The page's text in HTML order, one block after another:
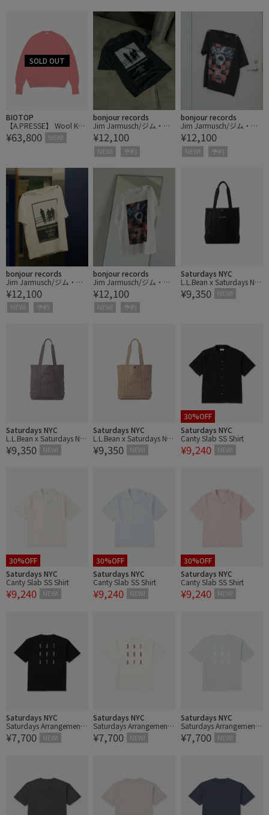
BIOTOP
【A.PRESSE】 Wool Knit
Crew Neck Sweater
¥63,800 NEW!
bonjour records
Jim Jarmusch/ジム・ジ
ャームッシュ for bonjou
r records “Stranger Than
Paradise” ,“Coffee And
Cigarettes” Tシャツ
¥12,100
NEW! 予約
bonjour records
Jim Jarmusch/ジム・ジ
ャームッシュ for bonjou
r records “Stranger Than
Paradise” ,“Coffee And
¥12,100
NEW! 予約
bonjour records
Jim Jarmusch/ジム・ジ
ャームッシュ for bonjou
r records “Stranger Than
Paradise” ,“Coffee And
¥12,100
NEW! 予約
bonjour records
Jim Jarmusch/ジム・ジ
ャームッシュ for bonjou
r records “Stranger Than
Paradise” ,“Coffee And
¥12,100
NEW! 予約
Saturdays NYC
L.L.Bean x Saturdays NY
C Grocery Tote
¥9,350 NEW!
Saturdays NYC
L.L.Bean x Saturdays NY
C Grocery Tote
¥9,350 NEW!
Saturdays NYC
L.L.Bean x Saturdays NY
C Grocery Tote
¥9,350 NEW!
30%OFF
Saturdays NYC
Canty Slab SS Shirt
¥9,240 NEW!
30%OFF
Saturdays NYC
Canty Slab SS Shirt
¥9,240 NEW!
30%OFF
Saturdays NYC
Canty Slab SS Shirt
¥9,240 NEW!
30%OFF
Saturdays NYC
Canty Slab SS Shirt
¥9,240 NEW!
Saturdays NYC
Saturdays Arrangement
SS Tee
¥7,700 NEW!
Saturdays NYC
Saturdays Arrangement
SS Tee
¥7,700 NEW!
Saturdays NYC
Saturdays Arrangement
SS Tee
¥7,700 NEW!